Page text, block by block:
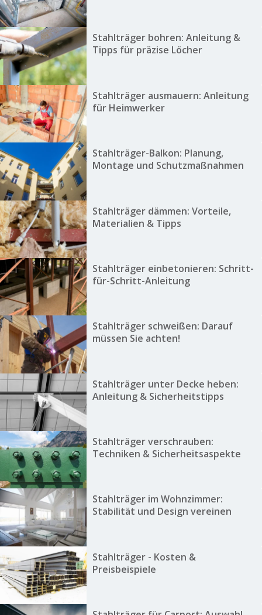
Stahlträger bohren: Anleitung &
Tipps für präzise Löcher
Stahlträger ausmauern: Anleitung
für Heimwerker
Stahlträger-Balkon: Planung,
Montage und Schutzmaßnahmen
Stahlträger dämmen: Vorteile,
Materialien & Tipps
Stahlträger einbetonieren: Schritt-
für-Schritt-Anleitung
Stahlträger schweißen: Darauf
müssen Sie achten!
Stahlträger unter Decke heben:
Anleitung & Sicherheitstipps
Stahlträger verschrauben:
Techniken & Sicherheitsaspekte
Stahlträger im Wohnzimmer:
Stabilität und Design vereinen
Stahlträger - Kosten &
Preisbeispiele